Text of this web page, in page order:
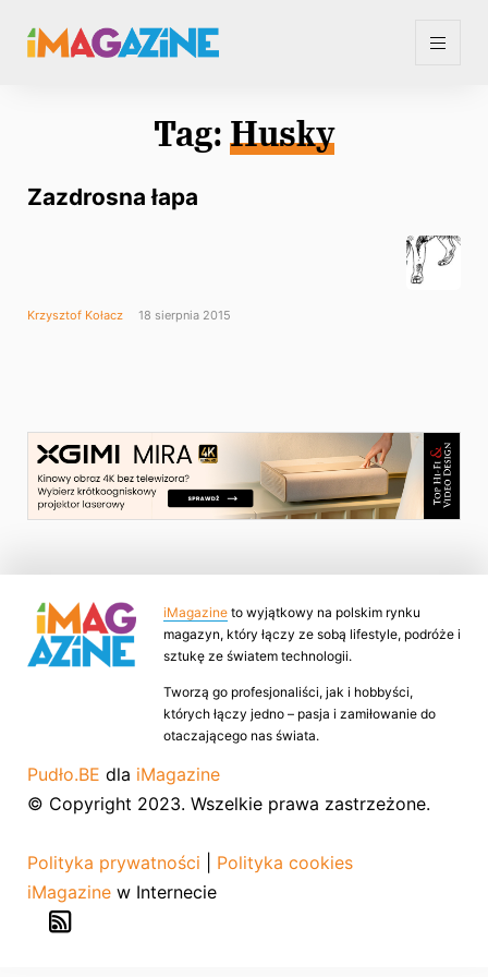
Tag: Husky
Zazdrosna łapa
Krzysztof Kołacz 18 sierpnia 2015
iMagazine to wyjątkowy na polskim rynku
magazyn, który łączy ze sobą lifestyle, podróże i
sztukę ze światem technologii.
Tworzą go profesjonaliści, jak i hobbyści,
których łączy jedno – pasja i zamiłowanie do
otaczającego nas świata.
Pudło.BE dla iMagazine
© Copyright 2023. Wszelkie prawa zastrzeżone.
Polityka prywatności
Polityka cookies
iMagazine w Internecie